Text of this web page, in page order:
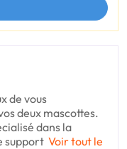
de vous
deux mascottes.
dans la
support Voir tout le